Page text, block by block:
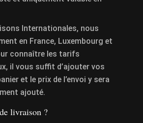
Internationales, nous
en France, Luxembourg et
connaître les tarifs
il vous suffit d’ajouter vos
et le prix de l’envoi y sera
ajouté.
livraison ?